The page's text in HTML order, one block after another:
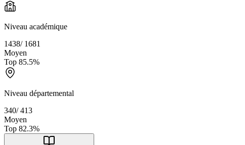
Niveau académique
1438/ 1681
Moyen
Top 85.5%
Niveau départemental
340/413
Moyen
Top 82.3%